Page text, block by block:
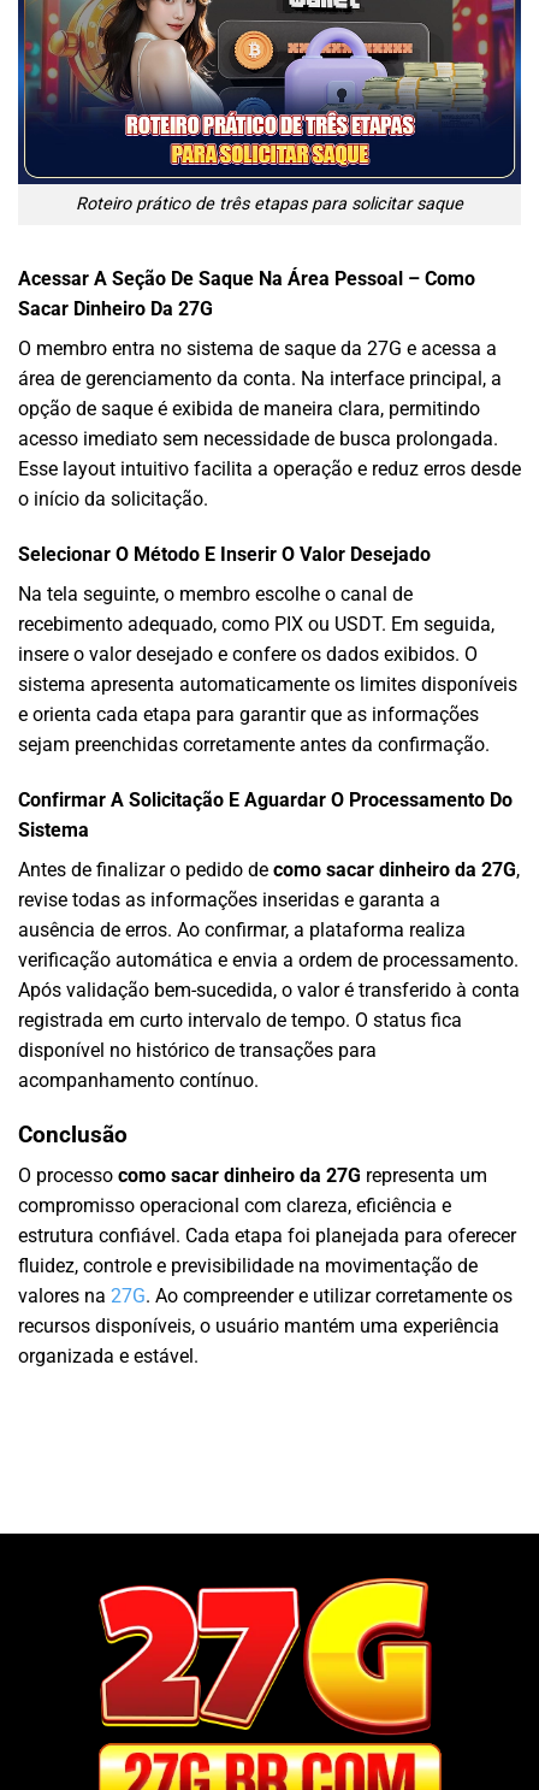
Roteiro prático de três etapas para solicitar saque
Acessar A Seção De Saque Na Área Pessoal – Como
Sacar Dinheiro Da 27G
O membro entra no sistema de saque da 27G e acessa a
área de gerenciamento da conta. Na interface principal, a
opção de saque é exibida de maneira clara, permitindo
acesso imediato sem necessidade de busca prolongada.
Esse layout intuitivo facilita a operação e reduz erros desde
o início da solicitação.
Selecionar O Método E Inserir O Valor Desejado
Na tela seguinte, o membro escolhe o canal de
recebimento adequado, como PIX ou USDT. Em seguida,
insere o valor desejado e confere os dados exibidos. O
sistema apresenta automaticamente os limites disponíveis
e orienta cada etapa para garantir que as informações
sejam preenchidas corretamente antes da confirmação.
Confirmar A Solicitação E Aguardar O Processamento Do
Sistema
Antes de finalizar o pedido de como sacar dinheiro da 27G,
revise todas as informações inseridas e garanta a
ausência de erros. Ao confirmar, a plataforma realiza
verificação automática e envia a ordem de processamento.
Após validação bem-sucedida, o valor é transferido à conta
registrada em curto intervalo de tempo. O status fica
disponível no histórico de transações para
acompanhamento contínuo.
Conclusão
O processo como sacar dinheiro da 27G representa um
compromisso operacional com clareza, eficiência e
estrutura confiável. Cada etapa foi planejada para oferecer
fluidez, controle e previsibilidade na movimentação de
valores na 27G. Ao compreender e utilizar corretamente os
recursos disponíveis, o usuário mantém uma experiência
organizada e estável.